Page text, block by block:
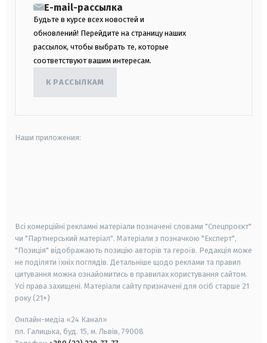
E-mail-рассылка
Будьте в курсе всех новостей и
обновлений! Перейдите на страницу наших
рассылок, чтобы выбрать те, которые
соответствуют вашим интересам.
К РАССЫЛКАМ
Наши приложения:
Всі комерційні рекламні матеріали позначені словами "Спецпроєкт"
чи "Партнерський матеріал". Матеріали з позначкою "Експерт",
"Позиція" відображають позицію авторів та героїв. Редакція може
не поділяти їхніх поглядів. Детальніше щодо реклами та правил
цитування можна ознайомитись в правилах користування сайтом.
Усі права захищені. Матеріали сайту призначені для осіб старше 21
року (21+)
Онлайн-медіа «24 Канал»
пл. Галицька, буд. 15, м. Львів, 79008